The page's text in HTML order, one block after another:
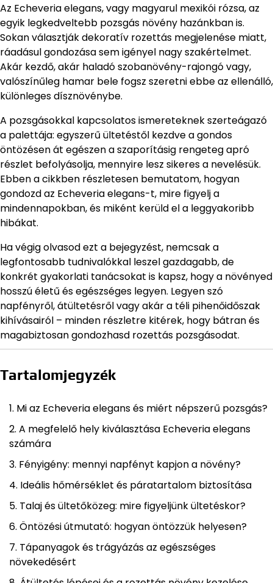
Az Echeveria elegans, vagy magyarul mexikói rózsa, az
egyik legkedveltebb pozsgás növény hazánkban is.
Sokan választják dekoratív rozettás megjelenése miatt,
ráadásul gondozása sem igényel nagy szakértelmet.
Akár kezdő, akár haladó szobanövény-rajongó vagy,
valószínűleg hamar bele fogsz szeretni ebbe az ellenálló,
különleges dísznövénybe.
A pozsgásokkal kapcsolatos ismereteknek szerteágazó
a palettája: egyszerű ültetéstől kezdve a gondos
öntözésen át egészen a szaporításig rengeteg apró
részlet befolyásolja, mennyire lesz sikeres a nevelésük.
Ebben a cikkben részletesen bemutatom, hogyan
gondozd az Echeveria elegans-t, mire figyelj a
mindennapokban, és miként kerüld el a leggyakoribb
hibákat.
Ha végig olvasod ezt a bejegyzést, nemcsak a
legfontosabb tudnivalókkal leszel gazdagabb, de
konkrét gyakorlati tanácsokat is kapsz, hogy a növényed
hosszú életű és egészséges legyen. Legyen szó
napfényről, átültetésről vagy akár a téli pihenőidőszak
kihívásairól – minden részletre kitérek, hogy bátran és
magabiztosan gondozhasd rozettás pozsgásodat.
Tartalomjegyzék
Mi az Echeveria elegans és miért népszerű pozsgás?
A megfelelő hely kiválasztása Echeveria elegans
számára
Fényigény: mennyi napfényt kapjon a növény?
Ideális hőmérséklet és páratartalom biztosítása
Talaj és ültetőközeg: mire figyeljünk ültetéskor?
Öntözési útmutató: hogyan öntözzük helyesen?
Tápanyagok és trágyázás az egészséges
növekedésért